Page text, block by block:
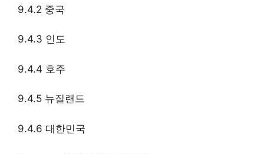
9.4.2 중국
9.4.3 인도
9.4.4 호주
9.4.5 뉴질랜드
9.4.6 대한민국